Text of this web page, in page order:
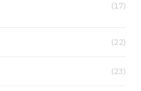
(17)
(22)
(23)